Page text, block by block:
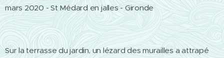
mars 2020 - St Médard en jalles - Gironde
Sur la terrasse du jardin, un lézard des murailles a attrapé